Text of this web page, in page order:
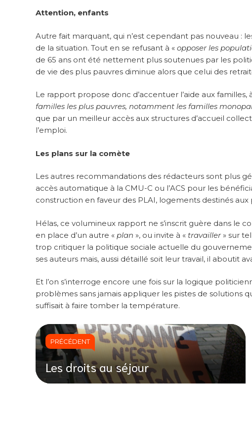
Attention, enfants
Autre fait marquant, qui n’est cependant pas nouveau :
de la situation. Tout en se refusant à « opposer les
de 65 ans ont été nettement plus soutenues par les
de vie des plus pauvres diminue alors que celui des
Le rapport propose donc d’accentuer l’aide aux familles,
familles les plus pauvres, notamment les familles
que par un meilleur accès aux structures d’accueil
l’emploi.
Les plans sur la comète
Les autres recommandations des rédacteurs sont plus
accès automatique à la CMU-C ou l’ACS pour les
construction en faveur des PLAI, logements destinés
Hélas, ce volumineux rapport ne s’inscrit guère dans le
en place d’un autre « plan », ou invite à « travailler» sur
trop critiquer la politique sociale actuelle du
ses auteurs mais, aussi détaillé soit leur travail, il aboutit
Et l’on s’interroge encore une fois sur la logique
problèmes sans jamais appliquer les pistes de solutions
suffisait à faire tomber la température.
PRÉCÉDENT
Les droits au séjour